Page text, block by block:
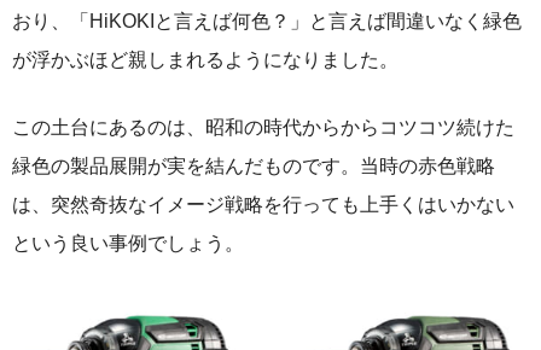
おり、「HiKOKIと言えば何色？」と言えば間違いなく緑色
が浮かぶほど親しまれるようになりました。
この土台にあるのは、昭和の時代からからコツコツ続けた
緑色の製品展開が実を結んだものです。当時の赤色戦略
は、突然奇抜なイメージ戦略を行っても上手くはいかない
という良い事例でしょう。